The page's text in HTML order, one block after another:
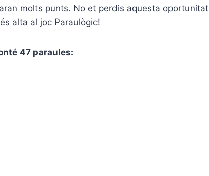
molts punts. No et perdis aquesta oportunitat
alta al joc Paraulògic!
47 paraules: